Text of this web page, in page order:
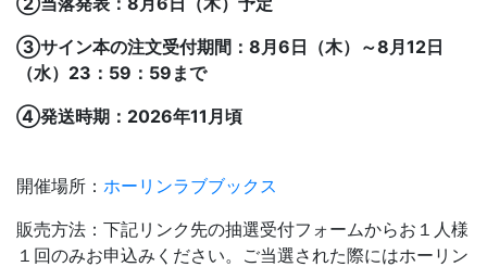
③サイン本の注文受付期間：8月6日（木）～8月12日
（水）23：59：59まで
④発送時期：2026年11月頃
開催場所： ホーリンラブブックス
販売方法：下記リンク先の抽選受付フォームからお１人様
１回のみお申込みください。ご当選された際にはホーリン